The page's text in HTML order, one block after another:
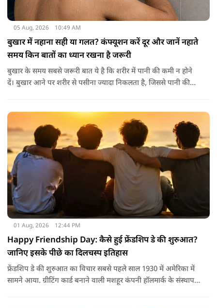
05 Aug, 2026 10:49 AM
बुखार में नहाना सही या गलत? कंफ्यूशन करें दूर और जानें नहाते
समय किन बातों का ध्यान रखना है जरूरी
बुखार के समय सबसे जरूरी बात ये है कि शरीर में पानी की कमी न होने
दें। बुखार आने पर शरीर से पसीना ज्यादा निकलता है, जिससे पानी की
होते हैं। खाने में हल्का और आसानी से पचने वाला भोजन जैसे खिचड़ी
और दलिया आदि लेना अच्छा माना जाता है।
01 Aug, 2026 12:44 PM
Happy Friendship Day: कैसे हुई फ्रेंडशिप डे की शुरुआत?
जानिए इसके पीछे का दिलचस्प इतिहास
फ्रेंडशिप डे की शुरुआत का विचार सबसे पहले साल 1930 में अमेरिका में
सामने आया. ग्रीटिंग कार्ड बनाने वाली मशहूर कंपनी हॉलमार्क के संस्थापक